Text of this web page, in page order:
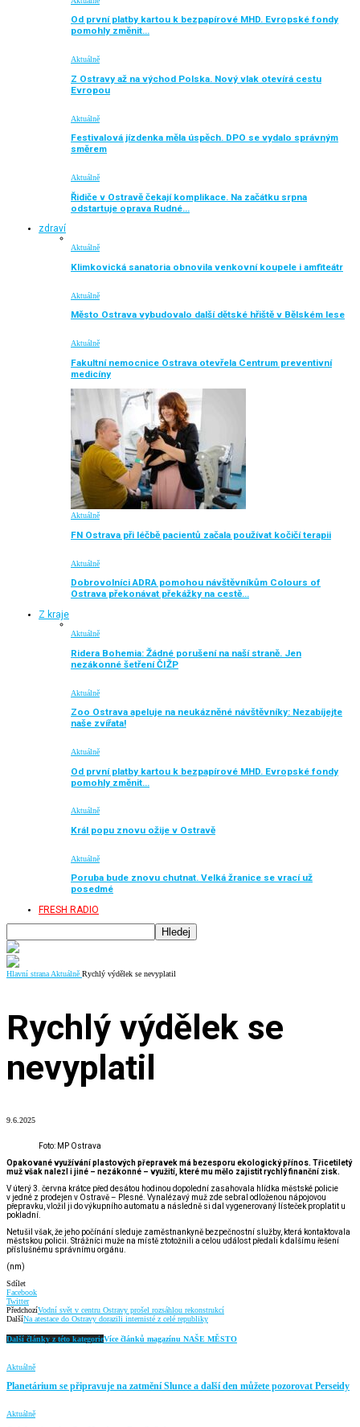
Od první platby kartou k bezpapírové MHD. Evropské fondy
pomohly změnit…
Aktuálně
Z Ostravy až na východ Polska. Nový vlak otevírá cestu
Evropou
Aktuálně
Festivalová jízdenka měla úspěch. DPO se vydalo správným
směrem
Aktuálně
Řidiče v Ostravě čekají komplikace. Na začátku srpna
odstartuje oprava Rudné…
zdraví
Aktuálně
Klimkovická sanatoria obnovila venkovní koupele i amfiteátr
Aktuálně
Město Ostrava vybudovalo další dětské hřiště v Bělském lese
Aktuálně
Fakultní nemocnice Ostrava otevřela Centrum preventivní
medicíny
Aktuálně
FN Ostrava při léčbě pacientů začala používat kočičí terapii
Aktuálně
Dobrovolníci ADRA pomohou návštěvníkům Colours of
Ostrava překonávat překážky na cestě…
Z kraje
Aktuálně
Ridera Bohemia: Žádné porušení na naší straně. Jen
nezákonné šetření ČIŽP
Aktuálně
Zoo Ostrava apeluje na neukázněné návštěvníky: Nezabíjejte
naše zvířata!
Aktuálně
Od první platby kartou k bezpapírové MHD. Evropské fondy
pomohly změnit…
Aktuálně
Král popu znovu ožije v Ostravě
Aktuálně
Poruba bude znovu chutnat. Velká žranice se vrací už
posedmé
FRESH RADIO
Hlavní strana Aktuálně Rychlý výdělek se nevyplatil
Rychlý výdělek se
nevyplatil
9.6.2025
Foto: MP Ostrava
Opakované využívání plastových přepravek má bezesporu ekologický přínos. Třicetiletý
muž však nalezl i jiné – nezákonné – využití, které mu mělo zajistit rychlý finanční zisk.
V úterý 3. června krátce před desátou hodinou dopolední zasahovala hlídka městské policie
v jedné z prodejen v Ostravě – Plesné. Vynalézavý muž zde sebral odloženou nápojovou
přepravku, vložil ji do výkupního automatu a následně si dal vygenerovaný lísteček proplatit u
pokladní.
Netušil však, že jeho počínání sleduje zaměstnankyně bezpečnostní služby, která kontaktovala
městskou policii. Strážníci muže na místě ztotožnili a celou událost předali k dalšímu řešení
příslušnému správnímu orgánu.
(nm)
Sdílet
Facebook
Twitter
PředchozíVodní svět v centru Ostravy prošel rozsáhlou rekonstrukcí
DalšíNa atestace do Ostravy dorazili internisté z celé republiky
Další články z této kategorieVíce článků magazínu NAŠE MĚSTO
Aktuálně
Planetárium se připravuje na zatmění Slunce a další den můžete pozorovat Perseidy
Aktuálně